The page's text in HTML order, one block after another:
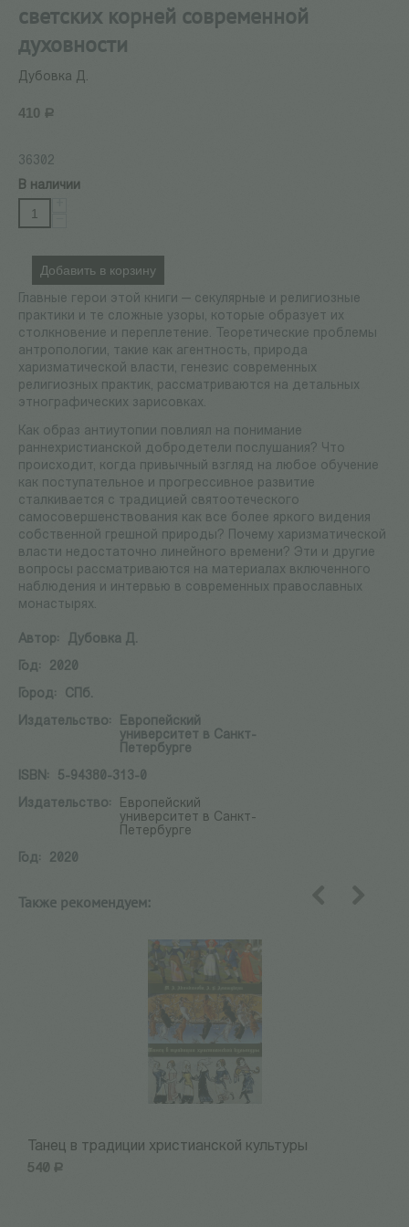
светских корней современной
духовности
Дубовка Д.
410 Р
36302
В наличии
Добавить в корзину
Главные герои этой книги — секулярные и религиозные
практики и те сложные узоры, которые образует их
столкновение и переплетение. Теоретические проблемы
антропологии, такие как агентность, природа
харизматической власти, генезис современных
религиозных практик, рассматриваются на детальных
этнографических зарисовках.
Как образ антиутопии повлиял на понимание
раннехристианской добродетели послушания? Что
происходит, когда привычный взгляд на любое обучение
как поступательное и прогрессивное развитие
сталкивается с традицией святоотеческого
cамосовершенствования как все более яркого видения
собственной грешной природы? Почему харизматической
власти недостаточно линейного времени? Эти и другие
вопросы рассматриваются на материалах включенного
наблюдения и интервью в современных православных
монастырях.
Автор:
Дубовка Д.
Год:
2020
Город:
СПб.
Издательство:
Европейский
университет в Санкт-
Петербурге
ISBN:
5-94380-313-0
Издательство:
Европейский
университет в Санкт-
Петербурге
Год:
2020
Также рекомендуем:
Танец в традиции христианской культуры
540 Р